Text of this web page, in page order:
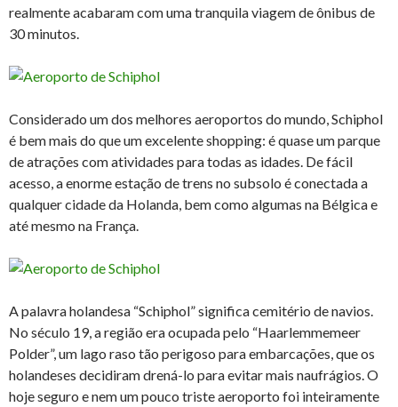
realmente acabaram com uma tranquila viagem de ônibus de
30 minutos.
Considerado um dos melhores aeroportos do mundo, Schiphol
é bem mais do que um excelente shopping: é quase um parque
de atrações com atividades para todas as idades. De fácil
acesso, a enorme estação de trens no subsolo é conectada a
qualquer cidade da Holanda, bem como algumas na Bélgica e
até mesmo na França.
A palavra holandesa “Schiphol” significa cemitério de navios.
No século 19, a região era ocupada pelo “Haarlemmemeer
Polder”, um lago raso tão perigoso para embarcações, que os
holandeses decidiram drená-lo para evitar mais naufrágios. O
hoje seguro e nem um pouco triste aeroporto foi inteiramente